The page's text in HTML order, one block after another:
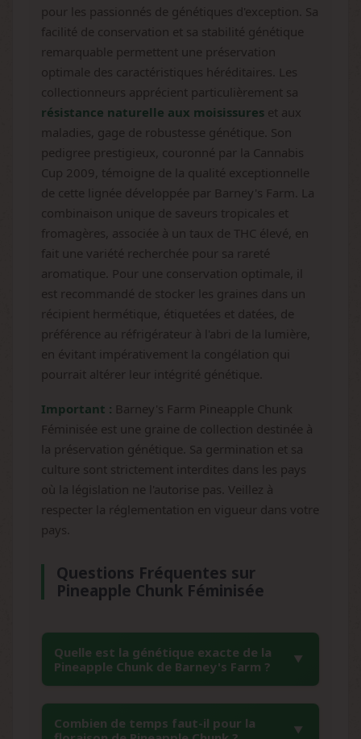
pour les passionnés de génétiques d'exception. Sa
facilité de conservation et sa stabilité génétique
remarquable permettent une préservation
optimale des caractéristiques héréditaires. Les
collectionneurs apprécient particulièrement sa
résistance naturelle aux moisissures et aux
maladies, gage de robustesse génétique. Son
pedigree prestigieux, couronné par la Cannabis
Cup 2009, témoigne de la qualité exceptionnelle
de cette lignée développée par Barney's Farm. La
combinaison unique de saveurs tropicales et
fromagères, associée à un taux de THC élevé, en
fait une variété recherchée pour sa rareté
aromatique. Pour une conservation optimale, il
est recommandé de stocker les graines dans un
récipient hermétique, étiquetées et datées, de
préférence au réfrigérateur à l'abri de la lumière,
en évitant impérativement la congélation qui
pourrait altérer leur intégrité génétique.
Important : Barney's Farm Pineapple Chunk
Féminisée est une graine de collection destinée à
la préservation génétique. Sa germination et sa
culture sont strictement interdites dans les pays
où la législation ne l'autorise pas. Veillez à
respecter la réglementation en vigueur dans votre
pays.
Questions Fréquentes sur
Pineapple Chunk Féminisée
Quelle est la génétique exacte de la
Pineapple Chunk de Barney's Farm ?
La Pineapple Chunk de Barney's Farm résulte
du croisement entre trois variétés légendaires
Combien de temps faut-il pour la